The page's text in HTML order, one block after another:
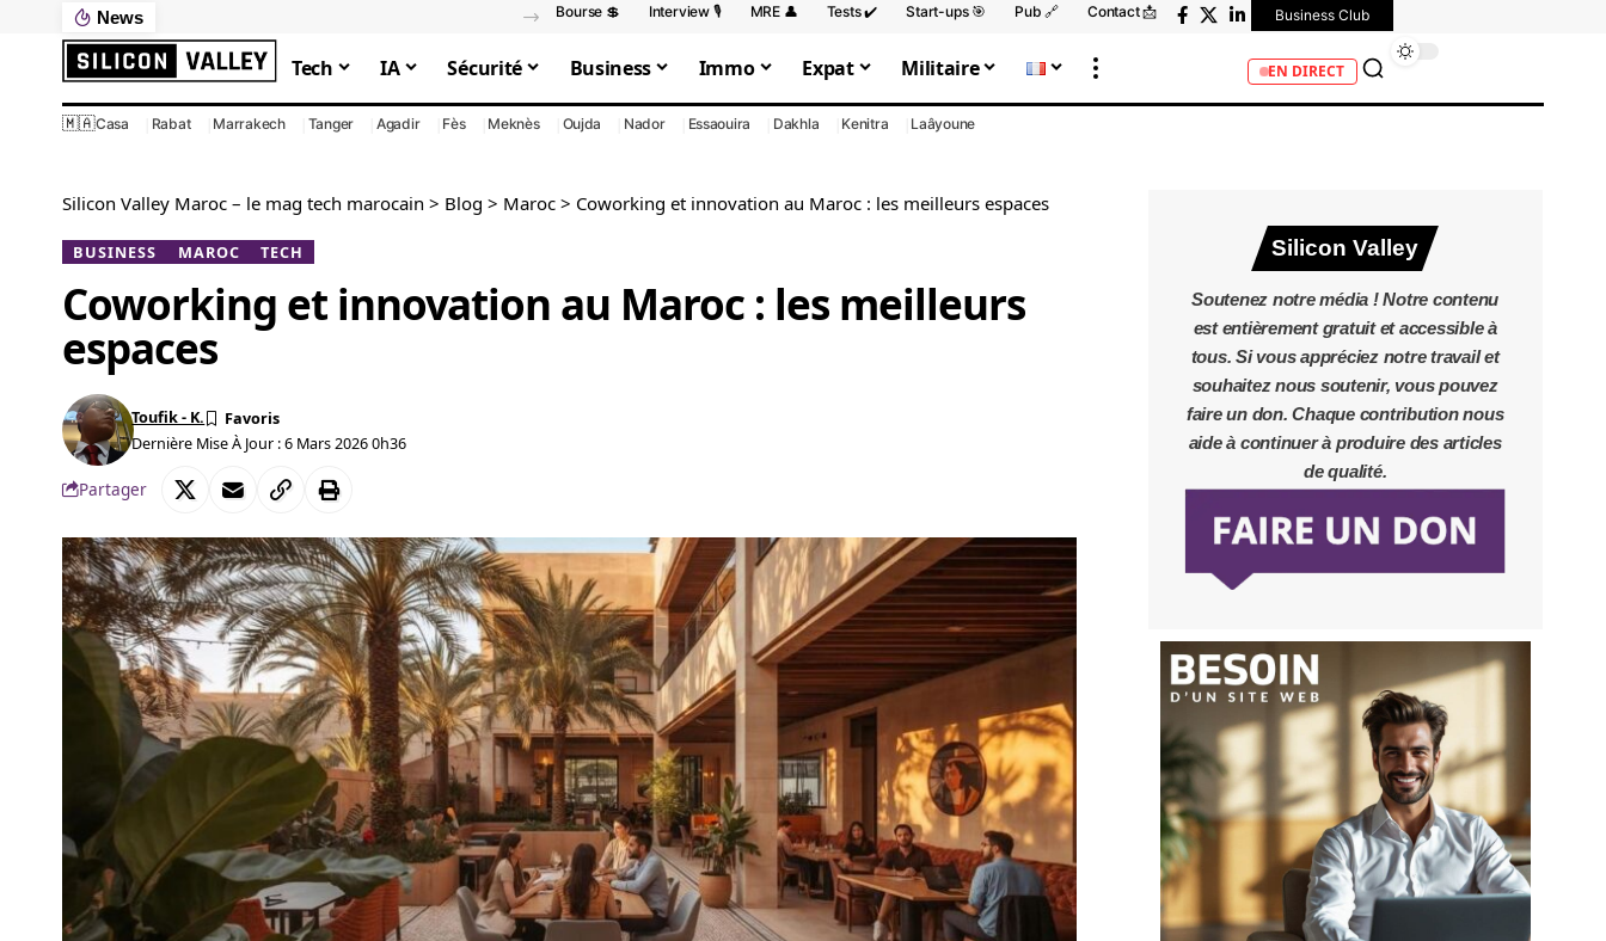
News Bourse 💲 Interview 🎙️ MRE 👤 Tests ✔️ Start-ups 🎯 Pub 🔗 Contact 📩 Business Club
Tech IA Sécurité Business Immo Expat Militaire EN DIRECT
🇲🇦Casa Rabat Marrakech Tanger Agadir Fès Meknès Oujda Nador Essaouira Dakhla Kenitra Laâyoune
Silicon Valley Maroc – le mag tech marocain > Blog > Maroc > Coworking et innovation au Maroc : les meilleurs espaces
BUSINESS MAROC TECH
Coworking et innovation au Maroc : les meilleurs
espaces
Dernière Mise À Jour : 6 Mars 2026 0h36
Toufik - K.
Partager
Silicon Valley
Soutenez notre média ! Notre contenu
est entièrement gratuit et accessible à
tous. Si vous appréciez notre travail et
souhaitez nous soutenir, vous pouvez
faire un don. Chaque contribution nous
aide à continuer à produire des articles
de qualité.